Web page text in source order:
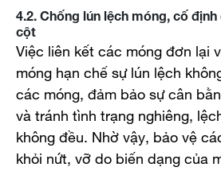
4.2. Chống lún lệch móng, cố
cột
Việc liên kết các móng đơn lại
móng hạn chế sự lún lệch
các móng, đảm bảo sự cân
và tránh tình trạng nghiêng,
không đều. Nhờ vậy, bảo vệ
khỏi nứt, vỡ do biến dạng của